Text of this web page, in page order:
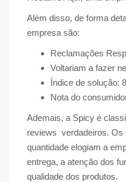
Além disso, de forma
empresa são:
Reclamações
Voltariam a fazer
Índice de solução:
Nota do
Ademais, a Spicy é
reviews verdadeiros. Os
quantidade elogiam a
entrega, a atenção dos
qualidade dos produtos.